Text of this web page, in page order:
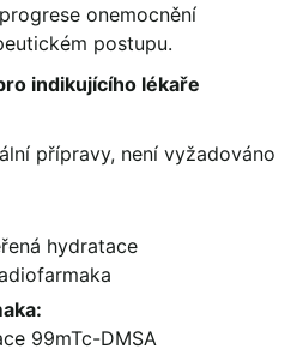
onemocnění
postupu.
indikujícího lékaře
přípravy, není vyžadováno
hydratace
99mTc-DMSA